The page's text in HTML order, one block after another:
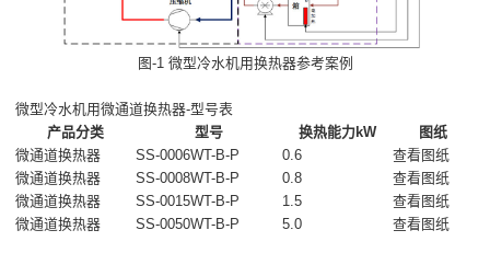
图-1 微型冷水机用换热器参考案例
微型冷水机用微通道换热器-型号表
产品分类
型号 换热能力kW
图纸
微通道换热器
SS-0006WT-B-P 0.6
查看图纸
微通道换热器
SS-0008WT-B-P 0.8
查看图纸
微通道换热器
SS-0015WT-B-P 1.5
查看图纸
微通道换热器
SS-0050WT-B-P 5.0 查看图纸